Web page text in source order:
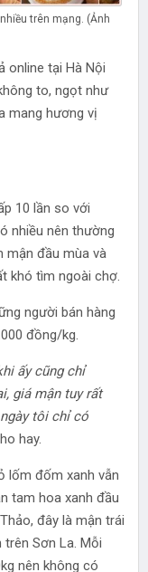
trên mạng. (Ảnh
online tại Hà Nội
to, ngọt như
mang hương vị
10 lần so với
nhiều nên thường
mận đầu mùa và
khó tìm ngoài chợ.
người bán hàng
đồng/kg.
ấy cũng chỉ
giá mận tuy rất
tôi chỉ có
hay.
lốm đốm xanh vẫn
tam hoa xanh đầu
đây là mận trái
Sơn La. Mỗi
nên không có